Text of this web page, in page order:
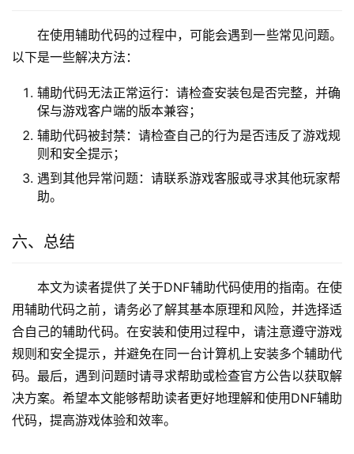
在使用辅助代码的过程中，可能会遇到一些常见问题。
以下是一些解决方法：
辅助代码无法正常运行：请检查安装包是否完整，并确
保与游戏客户端的版本兼容；
辅助代码被封禁：请检查自己的行为是否违反了游戏规
则和安全提示；
遇到其他异常问题：请联系游戏客服或寻求其他玩家帮
助。
六、总结
本文为读者提供了关于DNF辅助代码使用的指南。在使
用辅助代码之前，请务必了解其基本原理和风险，并选择适
合自己的辅助代码。在安装和使用过程中，请注意遵守游戏
规则和安全提示，并避免在同一台计算机上安装多个辅助代
码。最后，遇到问题时请寻求帮助或检查官方公告以获取解
决方案。希望本文能够帮助读者更好地理解和使用DNF辅助
代码，提高游戏体验和效率。